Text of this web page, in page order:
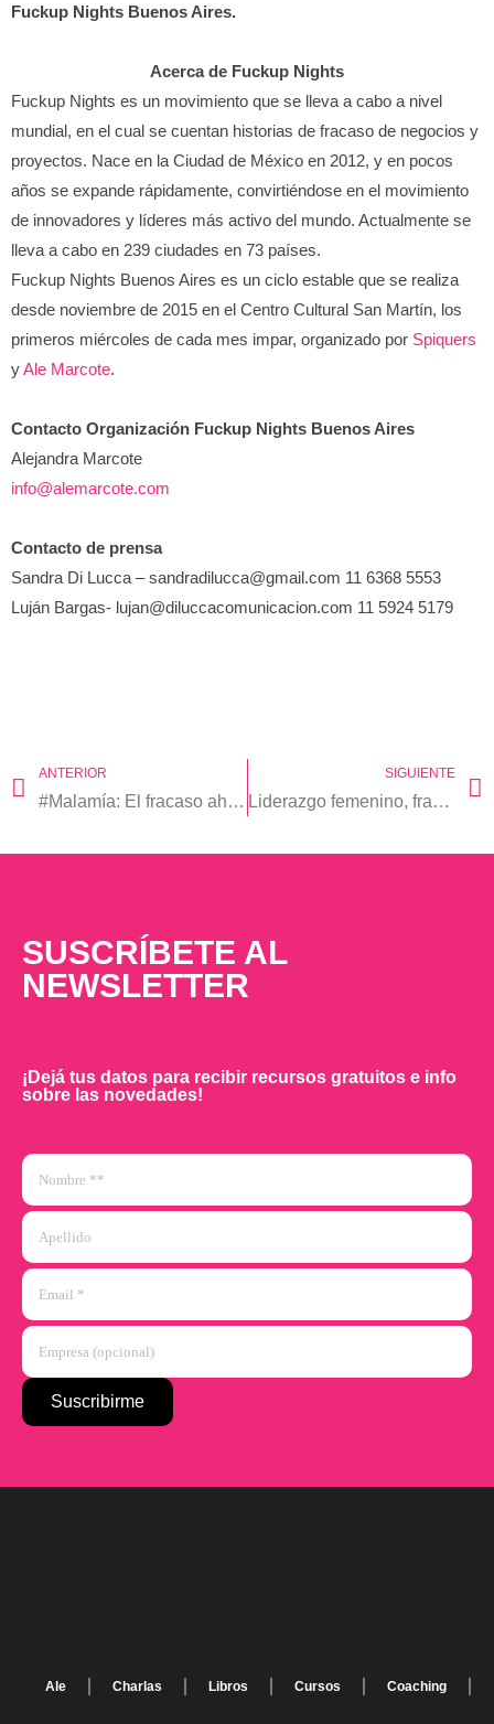
Fuckup Nights Buenos Aires.
Acerca de Fuckup Nights
Fuckup Nights es un movimiento que se lleva a cabo a nivel
mundial, en el cual se cuentan historias de fracaso de negocios y
proyectos. Nace en la Ciudad de México en 2012, y en pocos
años se expande rápidamente, convirtiéndose en el movimiento
de innovadores y líderes más activo del mundo. Actualmente se
lleva a cabo en 239 ciudades en 73 países.
Fuckup Nights Buenos Aires es un ciclo estable que se realiza
desde noviembre de 2015 en el Centro Cultural San Martín, los
primeros miércoles de cada mes impar, organizado por Spiquers
yAle Marcote.
Contacto Organización Fuckup Nights Buenos Aires
Alejandra Marcote
info@alemarcote.com
Contacto de prensa
Sandra Di Lucca – sandradilucca@gmail.com 11 6368 5553
Luján Bargas- lujan@diluccacomunicacion.com 11 5924 5179
ANTERIOR
#Malamía: El fracaso ahora es el paso previo en los procesos de innovación
SIGUIENTE
Liderazgo femenino, fracaso y aprendizaje (Nota para Red Shoe Movement)
SUSCRÍBETE AL
NEWSLETTER
¡Dejá tus datos para recibir recursos gratuitos e info
sobre las novedades!
Ale Charlas Libros Cursos Coaching